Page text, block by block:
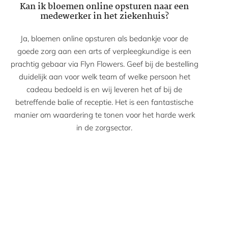
Kan ik bloemen online opsturen naar een
medewerker in het ziekenhuis?
Ja, bloemen online opsturen als bedankje voor de
goede zorg aan een arts of verpleegkundige is een
prachtig gebaar via Flyn Flowers. Geef bij de bestelling
duidelijk aan voor welk team of welke persoon het
cadeau bedoeld is en wij leveren het af bij de
betreffende balie of receptie. Het is een fantastische
manier om waardering te tonen voor het harde werk
in de zorgsector.